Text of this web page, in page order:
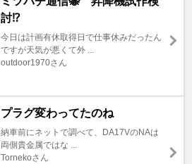
討⁉️
今日は計画有休取得日で仕事休みだったん
ですが天気が悪くて外 ...
outdoor1970さん
プラグ変わってたのね
納車前にネットで調べて、DA17VのNAは
両側貴金属ではな ...
Tornekoさん